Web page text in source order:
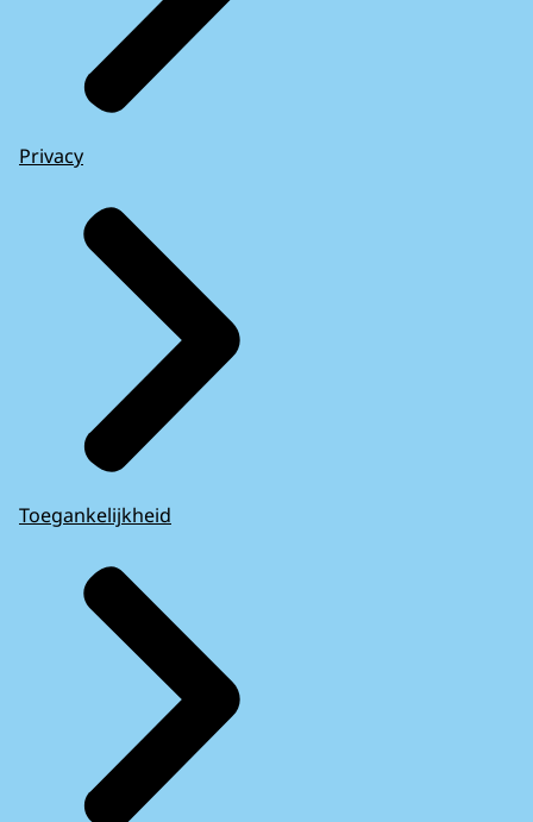
Privacy
Toegankelijkheid